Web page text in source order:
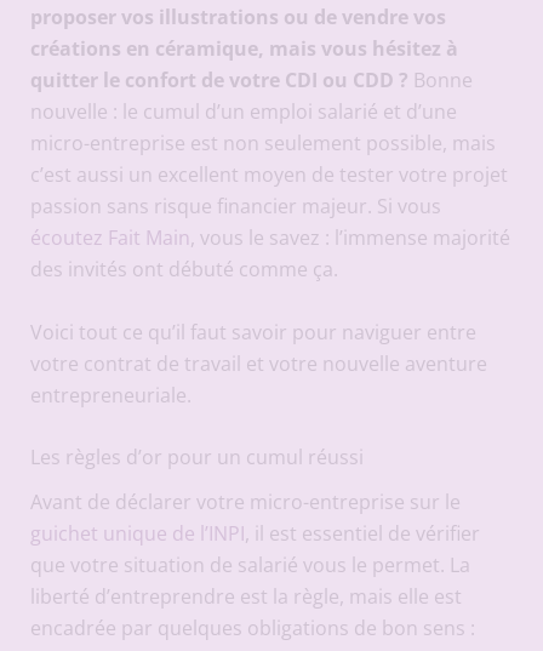
proposer vos illustrations ou de vendre vos
créations en céramique, mais vous hésitez à
quitter le confort de votre CDI ou CDD ? Bonne
nouvelle : le cumul d’un emploi salarié et d’une
micro-entreprise est non seulement possible, mais
c’est aussi un excellent moyen de tester votre projet
passion sans risque financier majeur. Si vous
écoutez Fait Main, vous le savez : l’immense majorité
des invités ont débuté comme ça.
Voici tout ce qu’il faut savoir pour naviguer entre
votre contrat de travail et votre nouvelle aventure
entrepreneuriale.
Les règles d’or pour un cumul réussi
Avant de déclarer votre micro-entreprise sur le
guichet unique de l’INPI, il est essentiel de vérifier
que votre situation de salarié vous le permet. La
liberté d’entreprendre est la règle, mais elle est
encadrée par quelques obligations de bon sens :